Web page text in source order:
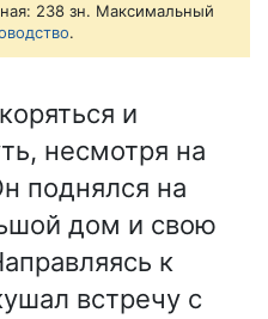
238 зн. Максимальный
.
и
несмотря на
поднялся на
дом и свою
к
встречу с